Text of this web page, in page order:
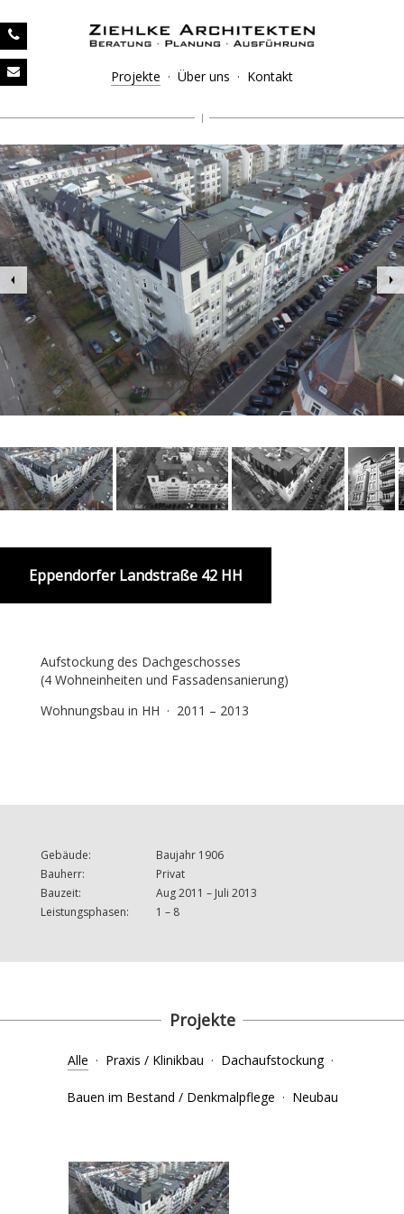
Projekte · Über uns · Kontakt
Eppendorfer Landstraße 42 HH
Aufstockung des Dachgeschosses
(4 Wohneinheiten und Fassadensanierung)
Wohnungsbau in HH · 2011 – 2013
Gebäude:
Baujahr 1906
Bauherr:
Privat
Bauzeit:
Aug 2011 – Juli 2013
Leistungsphasen:
1 – 8
Projekte
Alle · Praxis / Klinikbau · Dachaufstockung ·
Bauen im Bestand / Denkmalpflege · Neubau